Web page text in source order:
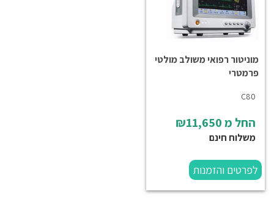
מוניטור רפואי משולב מולטי
פרמטרי
C80
החל מ
משלוח חינם
לפרטים והזמנות